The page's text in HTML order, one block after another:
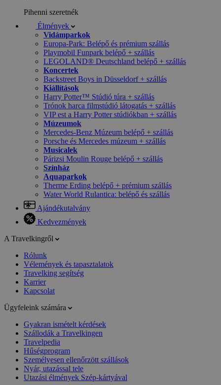
Pihenni szeretnék
Élmények
Vidámparkok
Europa-Park: Belépő és prémium szállás
Playmobil Funpark belépő + szállás
LEGOLAND® Deutschland belépő + szállás
Koncertek
Backstreet Boys in Düsseldorf + szállás
Kiállítások
Harry Potter™ Stúdió túra + szállás
Trónok harca filmstúdió látogatás + szállás
VIP est a Harry Potter stúdiókban + szállás
Múzeumok
Mercedes-Benz Múzeum belépő + szállás
Porsche és Mercedes múzeum + szállás
Musicalek
Párizsi Moulin Rouge belépő + szállás
Színház
Aquaparkok
Therme Erding belépő + prémium szállás
Water World Rulantica: belépő és szállás
Ajándékutalvány
Kedvezmények
A Travelkingről
Rólunk
Vélemények és tapasztalatok
Travelking segítség
Karrier
Kapcsolat
Ügyfeleink számára
Gyakran ismételt kérdések
Szállodák a Travelkingen
Travelpedia
Hűségprogram
Személyesen ellenőrzött szállások
Nyár, utazással tele
Utazási élmények Szép-kártyával